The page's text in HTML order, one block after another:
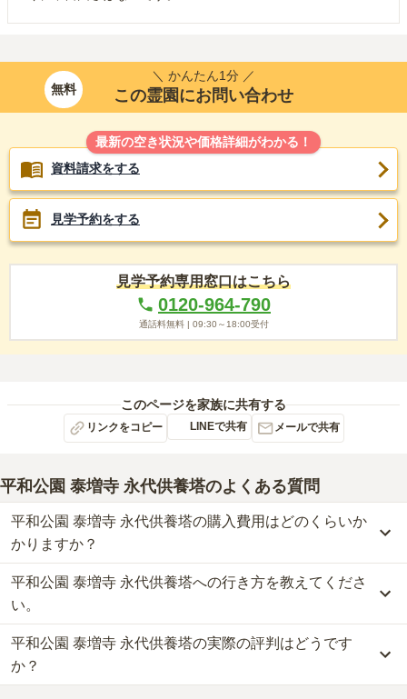
無料
＼ かんたん1分 ／
この霊園にお問い合わせ
最新の空き状況や価格詳細がわかる！
資料請求をする
見学予約をする
見学予約専用窓口はこちら
0120-964-790
通話料無料 | 09:30～18:00受付
このページを家族に共有する
リンクをコピー LINEで共有 メールで共有
平和公園 泰増寺 永代供養塔のよくある質問
平和公園 泰増寺 永代供養塔の購入費用はどのくらいか
かりますか？
平和公園 泰増寺 永代供養塔では、一般墓が約45万円(墓石代別)か
らお求めいただけます。
なお、平和公園 泰増寺 永代供養塔がある愛知県の相場は、一般墓
が約67万円（墓石代別途）です。
お墓は、価格が高いものがよい、安いものが悪い、という訳ではあ
りません。大切なのは、ご家族が心から納得し、安心してお参りで
平和公園 泰増寺 永代供養塔への行き方を教えてくださ
い。
公共交通機関の場合、東山線「星ヶ丘駅」から徒歩約13分です。
車の場合、名古屋第二環状自動車道・東名高速道路上社JCTから車
で約5分です。
平和公園 泰増寺 永代供養塔の実際の評判はどうです
か？